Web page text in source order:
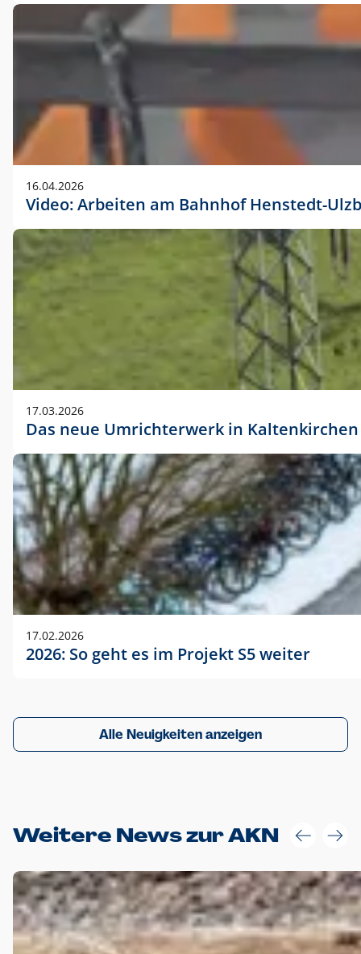
16.04.2026
Video: Arbeiten am Bahnhof Henstedt-
17.03.2026
Das neue Umrichterwerk in Kaltenkirchen
17.02.2026
2026: So geht es im Projekt S5 weiter
Alle Neuigkeiten anzeigen
Weitere News zur AKN